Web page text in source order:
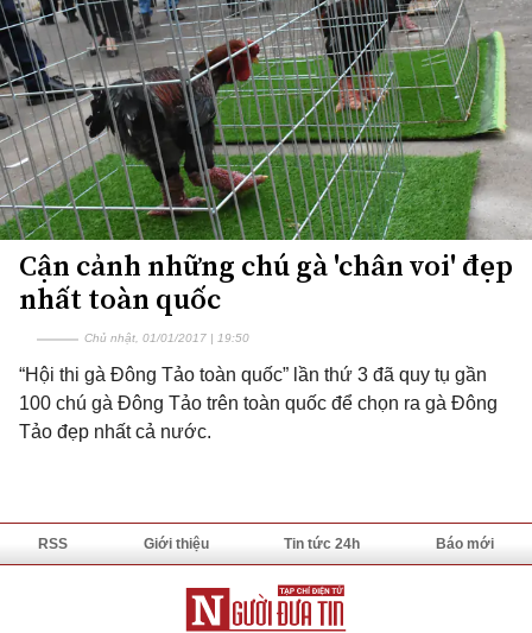
Cận cảnh những chú gà 'chân voi' đẹp
nhất toàn quốc
Chủ nhật, 01/01/2017 | 19:50
“Hội thi gà Đông Tảo toàn quốc” lần thứ 3 đã quy tụ gần
100 chú gà Đông Tảo trên toàn quốc để chọn ra gà Đông
Tảo đẹp nhất cả nước.
RSS Giới thiệu Tin tức 24h Báo mới